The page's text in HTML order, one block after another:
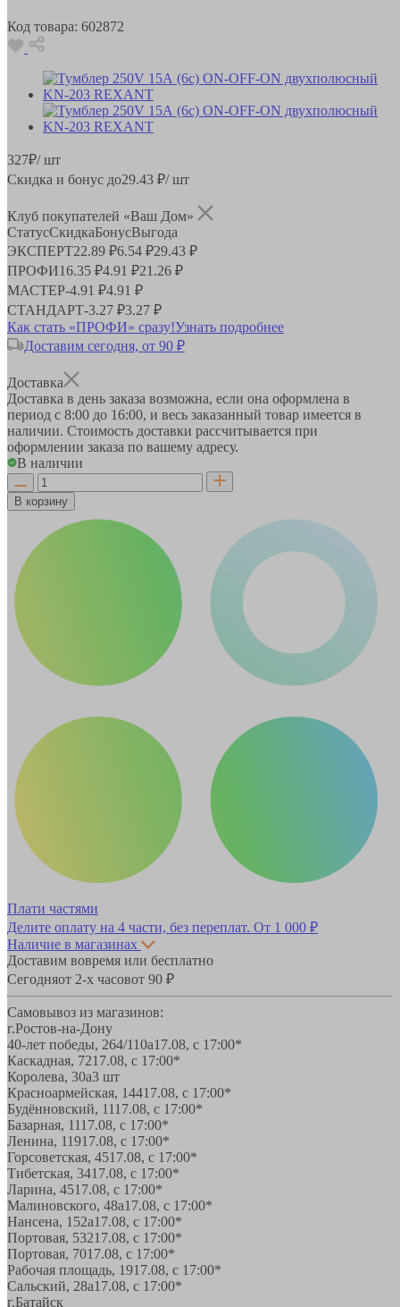
Код товара: 602872
327₽/ шт
Скидка и бонус до29.43 ₽/ шт
Клуб покупателей «Ваш Дом»
СтатусСкидкаБонусВыгода
ЭКСПЕРТ22.89 ₽6.54 ₽29.43 ₽
ПРОФИ16.35 ₽4.91 ₽21.26 ₽
МАСТЕР-4.91 ₽4.91 ₽
СТАНДАРТ-3.27 ₽3.27 ₽
Как стать «ПРОФИ» сразу!Узнать подробнее
Доставим сегодня, от 90 ₽
Доставка
Доставка в день заказа возможна, если она оформлена в
период с 8:00 до 16:00, и весь заказанный товар имеется в
наличии. Стоимость доставки рассчитывается при
оформлении заказа по вашему адресу.
В наличии
В корзину
Плати частями
Делите оплату на 4 части, без переплат. От 1 000 ₽
Наличие в магазинах
Доставим вовремя или бесплатно
Сегодняот 2-х часовот 90 ₽
Самовывоз из магазинов:
г.Ростов-на-Дону
40-лет победы, 264/110а17.08, с 17:00*
Каскадная, 7217.08, с 17:00*
Королева, 30а3 шт
Красноармейская, 14417.08, с 17:00*
Будённовский, 1117.08, с 17:00*
Базарная, 1117.08, с 17:00*
Ленина, 11917.08, с 17:00*
Горсоветская, 4517.08, с 17:00*
Тибетская, 3417.08, с 17:00*
Ларина, 4517.08, с 17:00*
Малиновского, 48а17.08, с 17:00*
Нансена, 152а17.08, с 17:00*
Портовая, 53217.08, с 17:00*
Портовая, 7017.08, с 17:00*
Рабочая площадь, 1917.08, с 17:00*
Сальский, 28a17.08, с 17:00*
г.Батайск